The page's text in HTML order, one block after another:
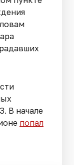
В начале
попал